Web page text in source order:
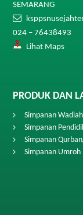
SEMARANG
024 – 76438493
Lihat Maps
PRODUK DAN
Simpanan Wadiah
Simpanan
Simpanan
Simpanan Umroh